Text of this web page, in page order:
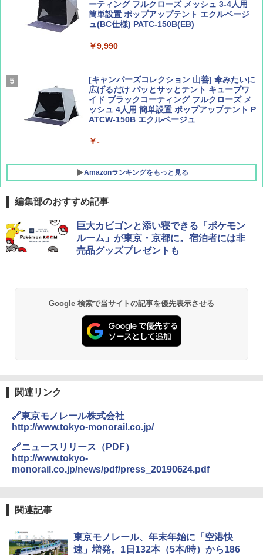
AIRLINE（エアライン）2026年9月号【特
集】ボーイング110周年を祝して！
￥1,760
A26 地球の歩き方 チェコ ポーランド スロヴ
ァキア 2026～2027 地球の歩き方A ヨーロッ
ーティング フルクローズ メッシュ 3-4人用
簡単設置 ポップアップテント エクルベージ
ュ(BC仕様) PATC-150B(EB)
￥9,990
[キャンパーズコレクション 山善] 傘みたいに
広げるだけ パッとサッとテント キューブワ
イド ブラックコーティング フルクローズ メ
ッシュ 4人用 簡単設置 ポップアップテント P
ATCW-150B エクルベージュ
￥-
Amazonランキングをもっと見る
GRANDOOR ステンレス保冷剤 2個セット 2
026リニューアル 急速冷凍 空間倍増 衛生的
コンパクト 保冷力長持ち
-08EX カーキ ソロキャンプ ポリエステル フ
レーム ドーム型 テント
￥14,800
￥6,459
【日本企業販売】超強力クマ対策スプレー 30
0ml（連続噴射30秒）110ml（連続噴射15
￥3,680
編集部のおすすめ記事
巨大カビゴンと添い寝できる「ポケモン
ルーム」が東京・京都に。宿泊者には非
売品グッズプレゼントも
Google 検索で当サイトの記事を優先表示させる
関連リンク
🔗東京モノレール株式会社
http://www.tokyo-monorail.co.jp/
🔗ニュースリリース（PDF）
http://www.tokyo-
monorail.co.jp/news/pdf/press_20190624.pdf
関連記事
東京モノレール、年末年始に「空港快
速」増発。1日132本（5本/時）から186